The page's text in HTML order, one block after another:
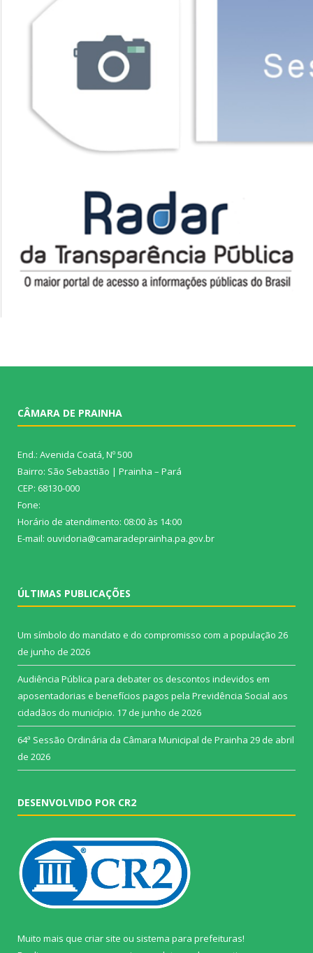
CÂMARA DE PRAINHA
End.: Avenida Coatá, Nº 500
Bairro: São Sebastião | Prainha – Pará
CEP: 68130-000
Fone:
Horário de atendimento: 08:00 às 14:00
E-mail: ouvidoria@camaradeprainha.pa.gov.br
ÚLTIMAS PUBLICAÇÕES
Um símbolo do mandato e do compromisso com a população 26
de junho de 2026
Audiência Pública para debater os descontos indevidos em
aposentadorias e benefícios pagos pela Previdência Social aos
cidadãos do município. 17 de junho de 2026
64ª Sessão Ordinária da Câmara Municipal de Prainha 29 de abril
de 2026
DESENVOLVIDO POR CR2
Muito mais que criar site ou sistema para prefeituras!